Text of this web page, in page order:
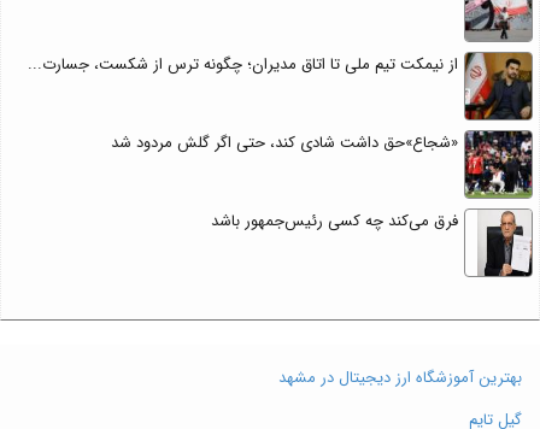
از نیمکت تیم ملی تا اتاق مدیران؛ چگونه ترس از شکست، جسارت...
«شجاع»حق داشت شادی کند، حتی اگر گلش مردود شد
فرق می‌کند چه کسی رئیس‌جمهور باشد
بهترین آموزشگاه ارز دیجیتال در مشهد
گیل تایم